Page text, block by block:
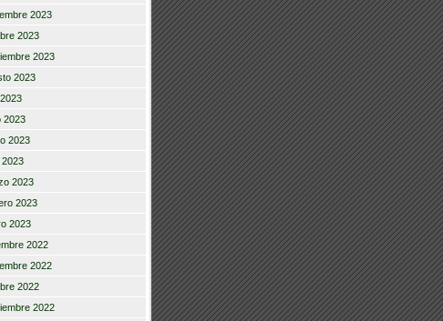
2023
2023
2023
2023
2023
2023
2023
2023
2023
2022
2022
2022
2022